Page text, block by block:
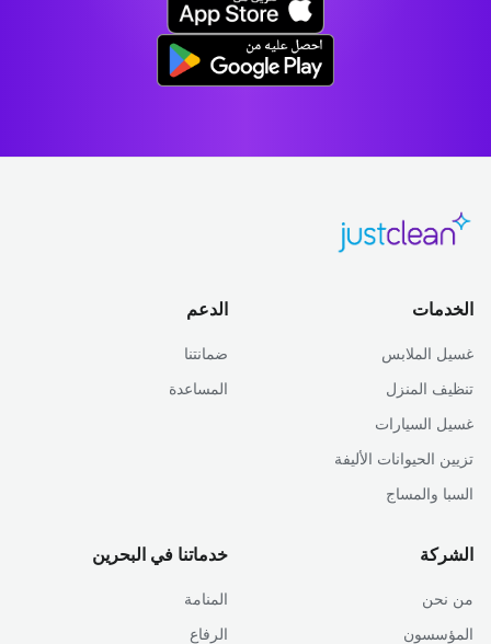
الخدمات
غسيل الملابس
تنظيف المنزل
غسيل السيارات
تزيين الحيوانات الأليفة
السبا والمساج
الدعم
ضمانتنا
المساعدة
الشركة
من نحن
المؤسسون
خدماتنا في البحرين
المنامة
الرفاع